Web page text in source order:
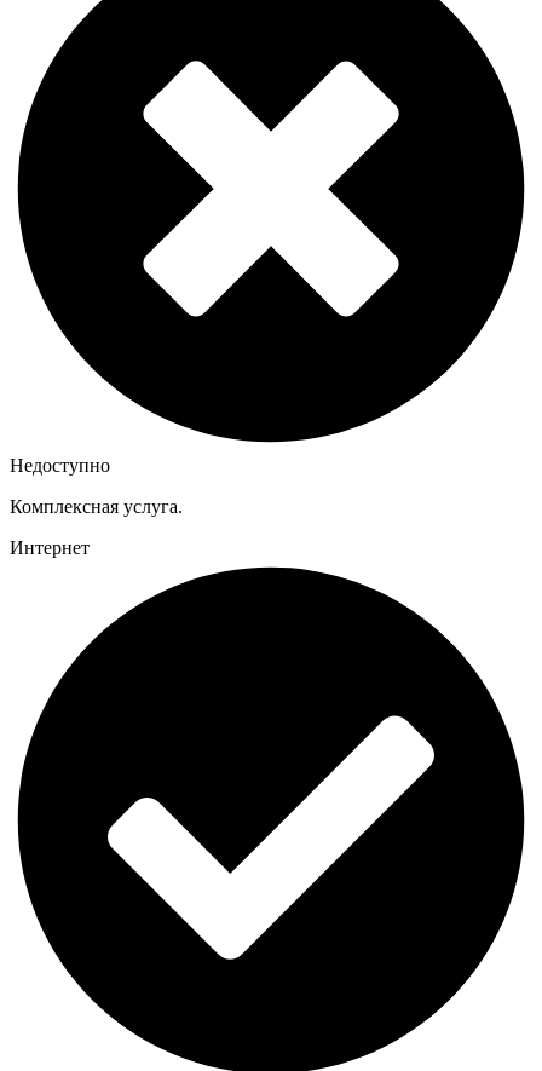
Недоступно
Комплексная услуга.
Интернет